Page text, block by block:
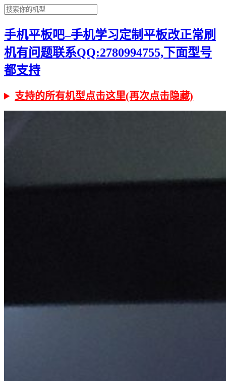
手机平板吧–手机学习定制平板改正常刷
机有问题联系QQ:2780994755,下面型号
都支持
支持的所有机型点击这里(再次点击隐藏)